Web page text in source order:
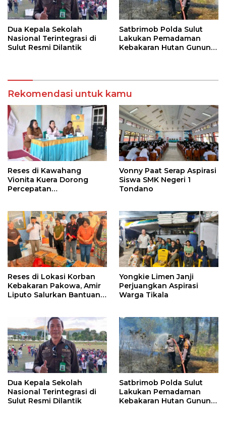
Dua Kepala Sekolah
Nasional Terintegrasi di
Sulut Resmi Dilantik
Satbrimob Polda Sulut
Lakukan Pemadaman
Kebakaran Hutan Gunung
Rekomendasi untuk kamu
Reses di Kawahang
Vionita Kuera Dorong
Percepatan
Vonny Paat Serap Aspirasi
Siswa SMK Negeri 1
Tondano
Reses di Lokasi Korban
Kebakaran Pakowa, Amir
Liputo Salurkan Bantuan
Yongkie Limen Janji
Perjuangkan Aspirasi
Warga Tikala
Dua Kepala Sekolah
Nasional Terintegrasi di
Sulut Resmi Dilantik
Satbrimob Polda Sulut
Lakukan Pemadaman
Kebakaran Hutan Gunung